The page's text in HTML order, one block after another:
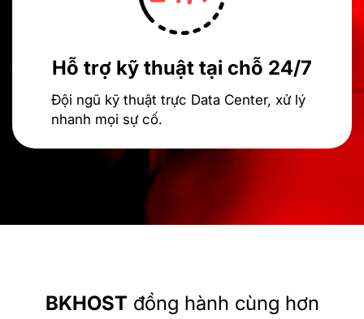
Hỗ trợ kỹ thuật tại chỗ 24/7
Đội ngũ kỹ thuật trực Data Center, xử lý
nhanh mọi sự cố.
BKHOST đồng hành cùng hơn